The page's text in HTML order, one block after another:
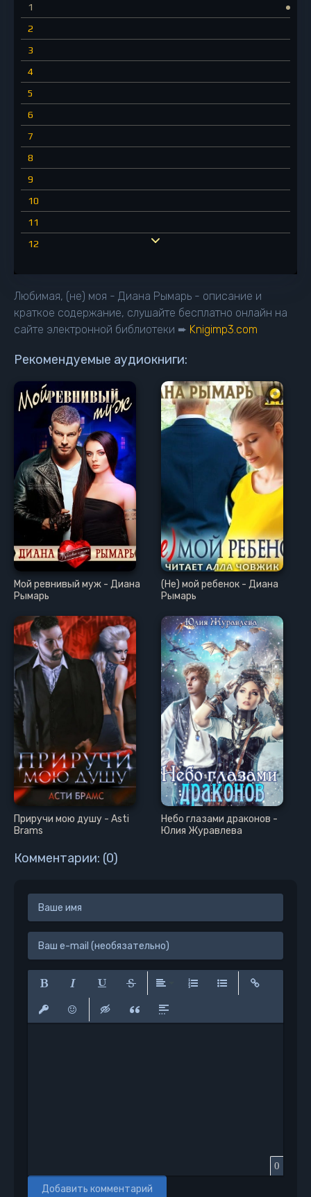
1
2
3
4
5
6
7
8
9
10
11
12
15
16
19
22
23
25
26
28
30
31
Любимая, (не) моя - Диана Рымарь - описание и
краткое содержание, слушайте бесплатно онлайн на
сайте электронной библиотеки ➨ Knigimp3.com
Рекомендуемые аудиокниги:
Мой ревнивый муж - Диана
Рымарь
(Не) мой ребенок - Диана
Рымарь
Приручи мою душу - Asti
Brams
Небо глазами драконов -
Юлия Журавлева
Комментарии: (0)
Полужирный
Курсив Подчеркнутый
0
Добавить комментарий